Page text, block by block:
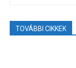
TOVÁBBI CIKKEK